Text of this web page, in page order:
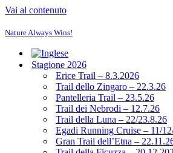
Vai al contenuto
Nature Always Wins!
Stagione 2026
Erice Trail – 8.3.2026
Trail dello Zingaro – 22.3.26
Pantelleria Trail – 23.5.26
Trail dei Nebrodi – 12.7.26
Trail della Luna – 22/23.8.26
Egadi Running Cruise – 11/
Gran Trail dell’Etna –